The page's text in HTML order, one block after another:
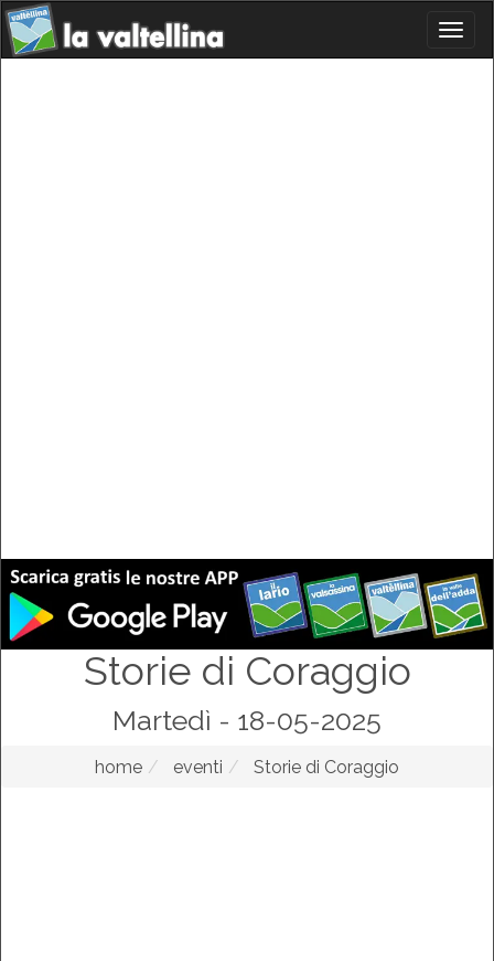
Storie di Coraggio
Martedì - 18-05-2025
home eventi Storie di Coraggio